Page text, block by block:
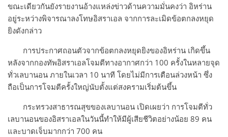
ขณะเดียวกันยังรายงานอ้างแหล่งข่าวด้านความมั่นคงว่า อิหร่าน
อยู่ระหว่างพิจารณาลงโทษอิสราเอล จากการละเมิดข้อตกลงหยุด
ยิงดังกล่าว
การประกาศถอนตัวจากข้อตกลงหยุดยิงของอิหร่าน เกิดขึ้น
หลังจากกองทัพอิสราเอลโจมตีทางอากาศกว่า 100 ครั้งในหลายจุด
ทั่วเลบานอน ภายในเวลา 10 นาที โดยไม่มีการเตือนล่วงหน้า ซึ่ง
ถือเป็นการโจมตีครั้งใหญ่นับตั้งแต่สงครามเริ่มต้นขึ้น
กระทรวงสาธารณสุขของเลบานอน เปิดเผยว่า การโจมตีทั่ว
เลบานอนของอิสราเอลในวันนี้ทำให้มีผู้เสียชีวิตอย่างน้อย 89 คน
และบาดเจ็บมากกว่า 700 คน